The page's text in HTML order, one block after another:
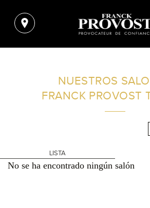
FILTROS AVANZADOS
NUESTROS
FRANCK PROVOST
LISTA
No se ha encontrado ningún salón